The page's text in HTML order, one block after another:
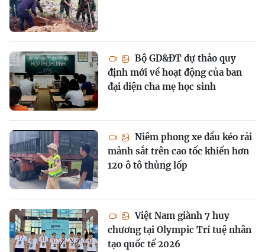
Bộ GD&ĐT dự thảo quy
định mới về hoạt động của ban
đại diện cha mẹ học sinh
Niêm phong xe đầu kéo rải
mảnh sắt trên cao tốc khiến hơn
120 ô tô thủng lốp
Việt Nam giành 7 huy
chương tại Olympic Trí tuệ nhân
tạo quốc tế 2026